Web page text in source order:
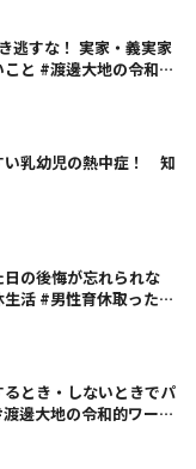
逃すな！ 実家・義実家
と #渡邊大地の令和的
い乳幼児の熱中症！ 知
の後悔が忘れられな
活 #男性育休取ったら
とき・しないときでパ
邊大地の令和的ワーパ